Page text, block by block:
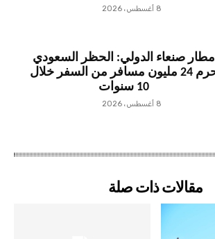
8 أغسطس، 2026
مطار صنعاء الدولي: الحظر السعودي
حرم 24 مليون مسافر من السفر خلال
10 سنوات
8 أغسطس، 2026
مقالات ذات صلة